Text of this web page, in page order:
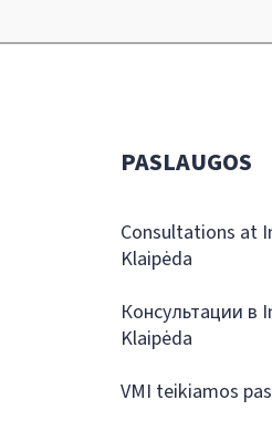
PASLAUGOS
Consultations at
Klaipėda
Консультации в
Klaipėda
VMI teikiamos